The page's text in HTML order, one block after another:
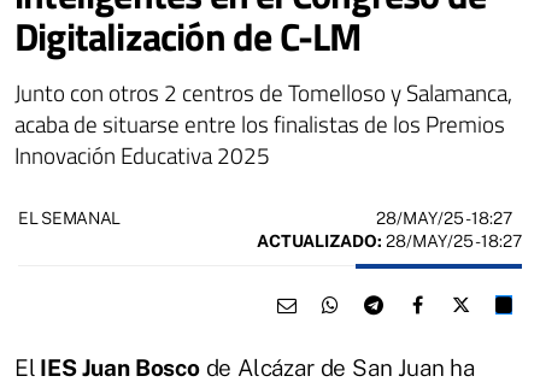
Digitalización de C-LM
Junto con otros 2 centros de Tomelloso y Salamanca,
acaba de situarse entre los finalistas de los Premios
Innovación Educativa 2025
EL SEMANAL 28/MAY/25- 18:27
ACTUALIZADO: 28/MAY/25 - 18:27
El IES Juan Boscode Alcázar de San Juan ha